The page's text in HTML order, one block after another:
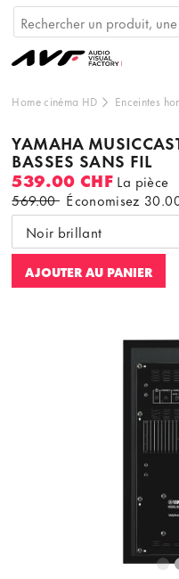
Home cinéma HD Enceintes
YAMAHA
BASSES SANS FIL
539.00 CHF La pièce
569.00 Économisez
Noir brillant
AJOUTER AU PANIER
Ce contenu est
contenu externe, vous
Voir la vidéo